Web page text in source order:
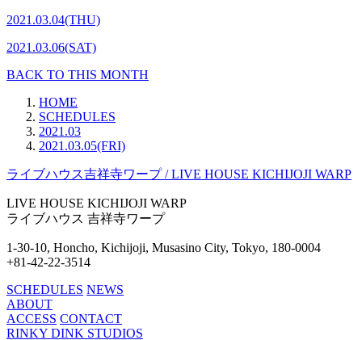
2021.03.04(THU)
2021.03.06(SAT)
BACK TO THIS MONTH
HOME
SCHEDULES
2021.03
2021.03.05(FRI)
ライブハウス吉祥寺ワープ / LIVE HOUSE KICHIJOJI WARP
LIVE HOUSE KICHIJOJI WARP
ライブハウス 吉祥寺ワープ
1-30-10, Honcho, Kichijoji, Musasino City, Tokyo, 180-0004
+81-42-22-3514
SCHEDULES NEWS
ABOUT
ACCESS CONTACT
RINKY DINK STUDIOS